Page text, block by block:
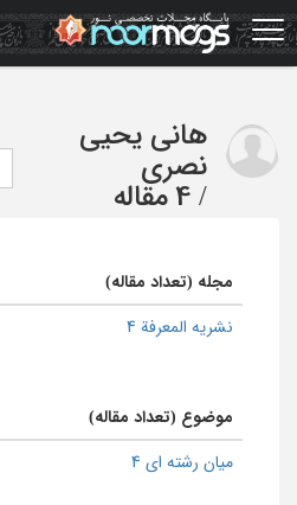
Skip
to
main
هانی یحیی
نصری
/ 4 مقاله
مجله (تعداد مقاله)
نشریه المعرفة 4
موضوع (تعداد مقاله)
میان رشته ای 4